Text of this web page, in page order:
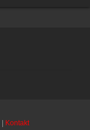
Kontakt